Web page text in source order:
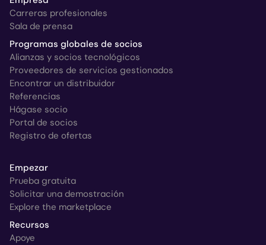
Carreras profesionales
Sala de prensa
Programas globales de socios
Alianzas y socios tecnológicos
Proveedores de servicios gestionados
Encontrar un distribuidor
Referencias
Hágase socio
Portal de socios
Registro de ofertas
Empezar
Prueba gratuita
Solicitar una demostración
Explore the marketplace
Recursos
Apoye